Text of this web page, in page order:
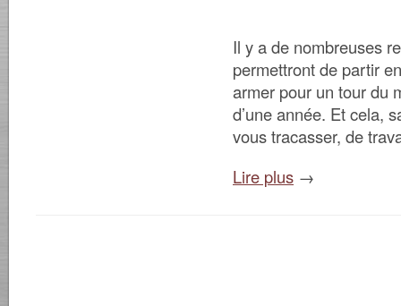
Il y a de nombreuses
permettront de partir
armer pour un tour du
d’une année. Et cela,
vous tracasser, de
Lire plus →